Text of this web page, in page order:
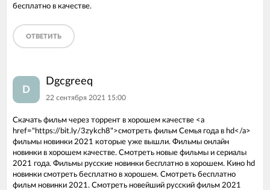
бесплатно в качестве.
ОТВЕТИТЬ
D
Dgcgreeq
22 сентября 2021 15:00
Скачать фильм через торрент в хорошем качестве <a
href="https://bit.ly/3zykch8">смотреть фильм Семья года в hd</a>
фильмы новинки 2021 которые уже вышли. Фильмы онлайн
новинки в хорошем качестве. Смотреть новые фильмы и сериалы
2021 года. Фильмы русские новинки бесплатно в хорошем. Кино hd
новинки смотреть бесплатно в хорошем. Смотреть бесплатно
фильм новинки 2021. Смотреть новейший русский фильм 2021